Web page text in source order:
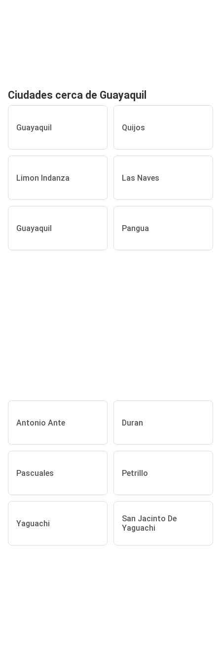
Ciudades cerca de Guayaquil
Guayaquil Quijos
Limon Indanza Las Naves
Guayaquil Pangua
Antonio Ante Duran
Pascuales Petrillo
Yaguachi
San Jacinto De
Yaguachi